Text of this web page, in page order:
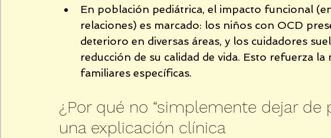
En población pediátrica, el impacto funcional
relaciones) es marcado: los niños con OCD
deterioro en diversas áreas, y los cuidadores
reducción de su calidad de vida. Esto refuerza
familiares específicas.
¿Por qué no “simplemente dejar de
una explicación clínica